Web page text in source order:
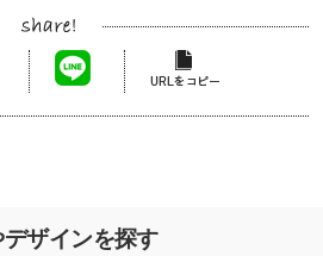
ザインを探す